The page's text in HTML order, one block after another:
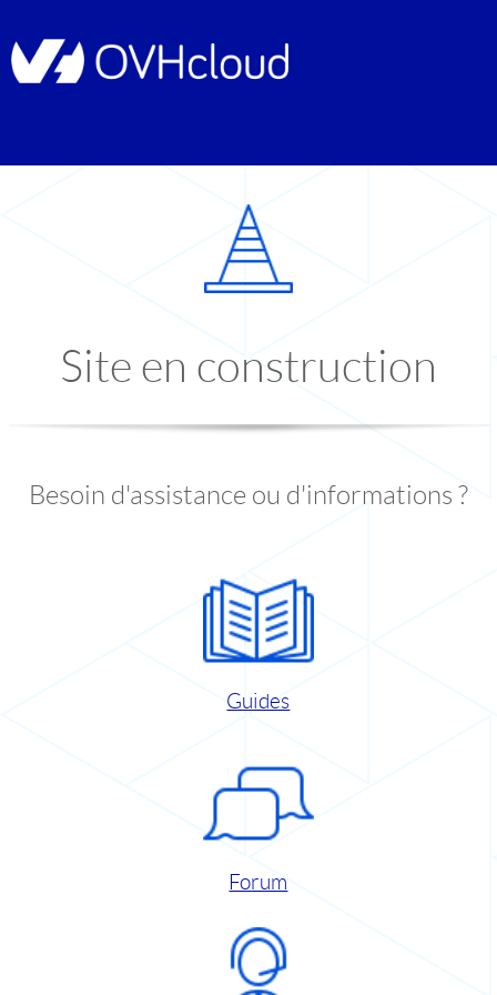
Site en construction
Besoin d'assistance ou d'informations ?
Guides
Forum